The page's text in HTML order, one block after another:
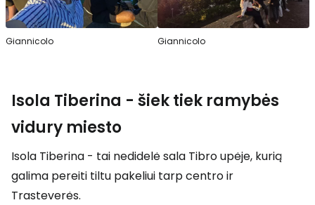
Giannicolo Giannicolo
Isola Tiberina - šiek tiek ramybės
vidury miesto
Isola Tiberina - tai nedidelė sala Tibro upėje, kurią
galima pereiti tiltu pakeliui tarp centro ir
Trasteverės.